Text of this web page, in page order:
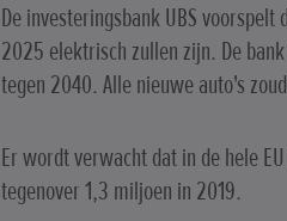
De investeringsbank UBS
2025 elektrisch zullen zijn. De
tegen 2040. Alle nieuwe auto's
Er wordt verwacht dat in de hele
tegenover 1,3 miljoen in 2019.